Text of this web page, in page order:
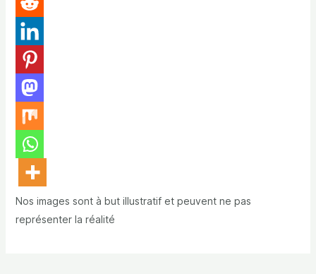
Nos images sont à but illustratif et peuvent ne pas
représenter la réalité